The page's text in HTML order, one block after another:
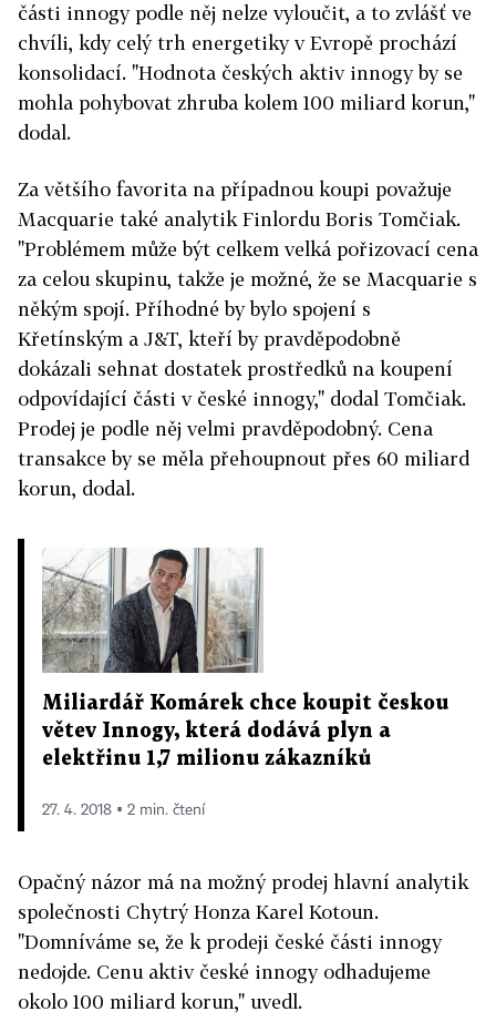
části innogy podle něj nelze vyloučit, a to zvlášť ve
chvíli, kdy celý trh energetiky v Evropě prochází
konsolidací. "Hodnota českých aktiv innogy by se
mohla pohybovat zhruba kolem 100 miliard korun,"
dodal.
Za většího favorita na případnou koupi považuje
Macquarie také analytik Finlordu Boris Tomčiak.
"Problémem může být celkem velká pořizovací cena
za celou skupinu, takže je možné, že se Macquarie s
někým spojí. Příhodné by bylo spojení s
Křetínským a J&T, kteří by pravděpodobně
dokázali sehnat dostatek prostředků na koupení
odpovídající části v české innogy," dodal Tomčiak.
Prodej je podle něj velmi pravděpodobný. Cena
transakce by se měla přehoupnout přes 60 miliard
korun, dodal.
Miliardář Komárek chce koupit českou
větev Innogy, která dodává plyn a
elektřinu 1,7 milionu zákazníků
27. 4. 2018 ▪ 2 min. čtení
Opačný názor má na možný prodej hlavní analytik
společnosti Chytrý Honza Karel Kotoun.
"Domníváme se, že k prodeji české části innogy
nedojde. Cenu aktiv české innogy odhadujeme
okolo 100 miliard korun," uvedl.